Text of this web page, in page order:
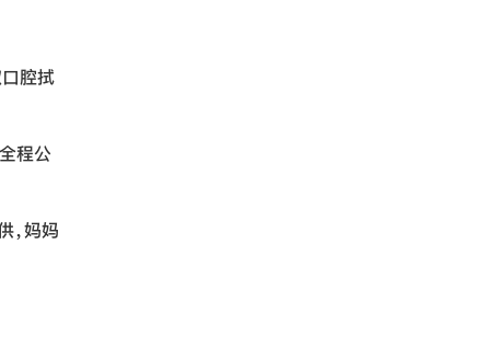
腔拭
程公
，妈妈